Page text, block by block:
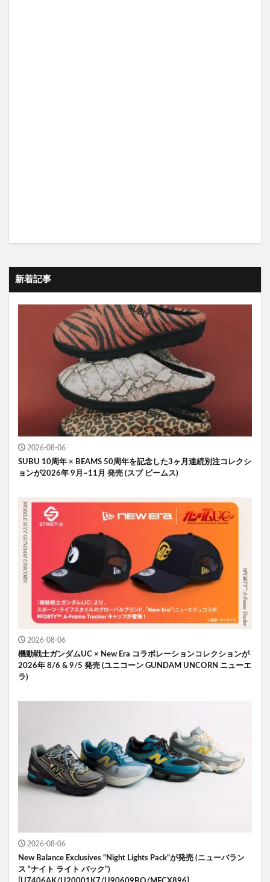
新着記事
2026-08-06
SUBU 10周年 × BEAMS 50周年を記念した3ヶ月連続別注コレクシ
ョンが2026年 9月~11月 発売 (スブ ビームス)
2026-08-06
機動戦士ガンダムUC × New Era コラボレーションコレクションが
2026年 8/6 & 9/5 発売 (ユニコーン GUNDAM UNCORN ニューエ
ラ)
2026-08-06
New Balance Exclusives “Night Lights Pack”が発売 (ニューバラン
ス “ナイト ライト パック”)